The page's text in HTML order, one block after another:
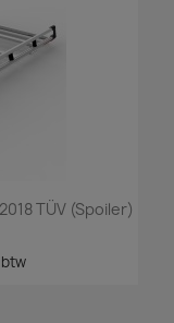
TÜV (spoiler)